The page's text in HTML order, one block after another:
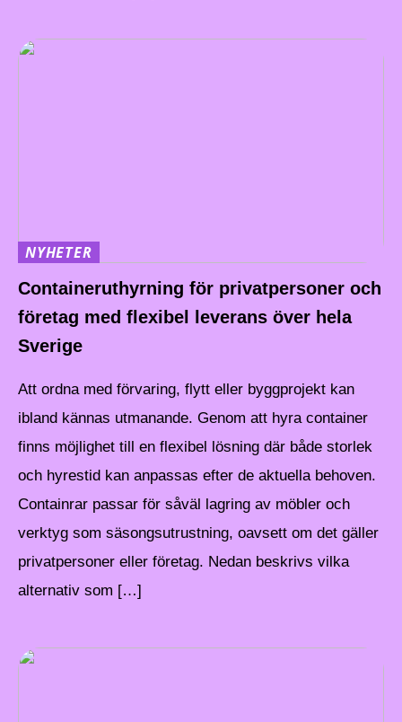
NYHETER
Containeruthyrning för privatpersoner och
företag med flexibel leverans över hela
Sverige
Att ordna med förvaring, flytt eller byggprojekt kan
ibland kännas utmanande. Genom att hyra container
finns möjlighet till en flexibel lösning där både storlek
och hyrestid kan anpassas efter de aktuella behoven.
Containrar passar för såväl lagring av möbler och
verktyg som säsongsutrustning, oavsett om det gäller
privatpersoner eller företag. Nedan beskrivs vilka
alternativ som […]